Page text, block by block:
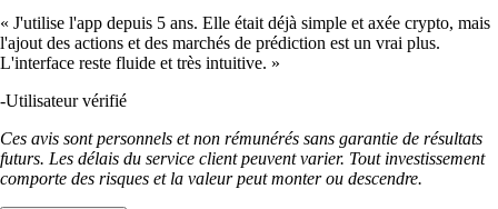
« J'utilise l'app depuis 5 ans. Elle était déjà simple et axée crypto, mais
l'ajout des actions et des marchés de prédiction est un vrai plus.
L'interface reste fluide et très intuitive. »
-Utilisateur vérifié
Ces avis sont personnels et non rémunérés sans garantie de résultats
futurs. Les délais du service client peuvent varier. Tout investissement
comporte des risques et la valeur peut monter ou descendre.